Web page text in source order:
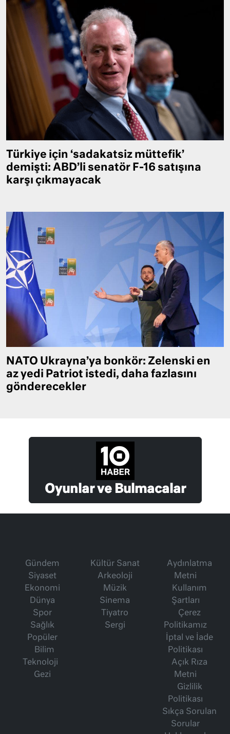
Türkiye için ‘sadakatsiz müttefik’
demişti: ABD’li senatör F-16 satışına
karşı çıkmayacak
NATO Ukrayna’ya bonkör: Zelenski en
az yedi Patriot istedi, daha fazlasını
gönderecekler
Oyunlar ve Bulmacalar
Gündem
Siyaset
Ekonomi
Dünya
Spor
Sağlık
Popüler
Bilim
Teknoloji
Gezi
Kültür Sanat
Arkeoloji
Müzik
Sinema
Tiyatro
Sergi
Aydınlatma
Metni
Kullanım
Şartları
Çerez
Politikamız
İptal ve İade
Politikası
Açık Rıza
Metni
Gizlilik
Politikası
Sıkça Sorulan
Sorular